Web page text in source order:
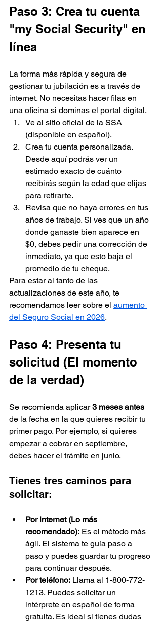
Paso 3: Crea tu cuenta
"my Social Security" en
línea
La forma más rápida y segura de
gestionar tu jubilación es a través de
internet. No necesitas hacer filas en
una oficina si dominas el portal digital.
Ve al sitio oficial de la SSA
(disponible en español).
Crea tu cuenta personalizada.
Desde aquí podrás ver un
estimado exacto de cuánto
recibirás según la edad que elijas
para retirarte.
Revisa que no haya errores en tus
años de trabajo. Si ves que un año
donde ganaste bien aparece en
$0, debes pedir una corrección de
inmediato, ya que esto baja el
promedio de tu cheque.
Para estar al tanto de las
actualizaciones de este año, te
recomendamos leer sobre el aumento
del Seguro Social en 2026.
Paso 4: Presenta tu
solicitud (El momento
de la verdad)
Se recomienda aplicar 3 meses antes
de la fecha en la que quieres recibir tu
primer pago. Por ejemplo, si quieres
empezar a cobrar en septiembre,
debes hacer el trámite en junio.
Tienes tres caminos para
solicitar:
Por internet (Lo más
recomendado): Es el método más
ágil. El sistema te guía paso a
paso y puedes guardar tu progreso
para continuar después.
Por teléfono: Llama al 1-800-772-
1213. Puedes solicitar un
intérprete en español de forma
gratuita. Es ideal si tienes dudas